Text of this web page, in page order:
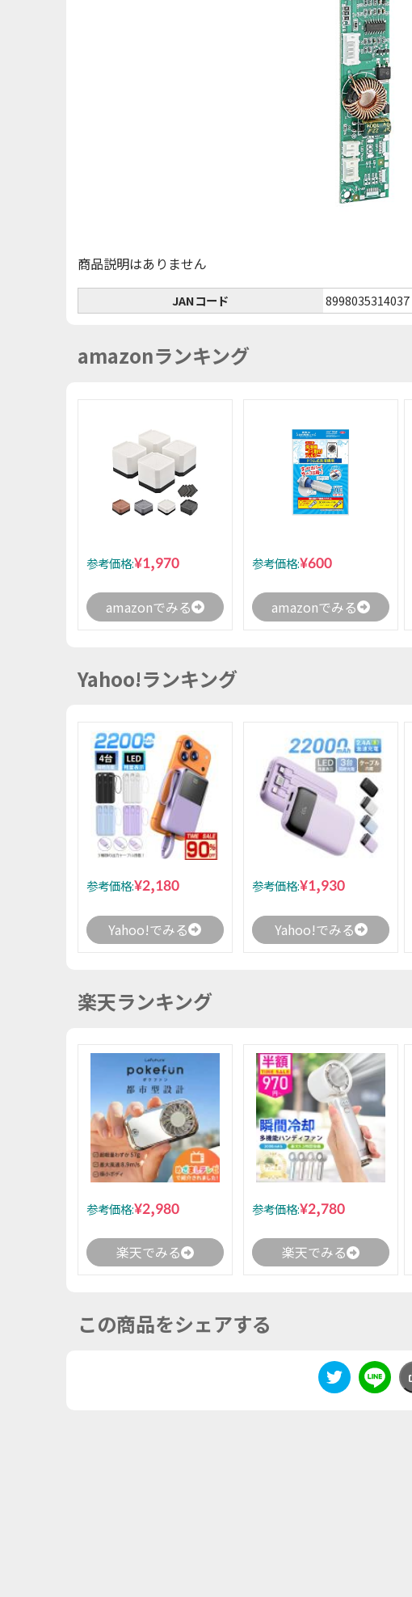
商品説明はありません
JANコード 8998035314037
amazonランキング
参考価格:¥1,970
amazonでみる
参考価格:¥600
amazonでみる
Yahoo!ランキング
参考価格:¥2,180
Yahoo!でみる
参考価格:¥1,930
Yahoo!でみる
楽天ランキング
参考価格:¥2,980
楽天でみる
参考価格:¥2,780
楽天でみる
この商品をシェアする